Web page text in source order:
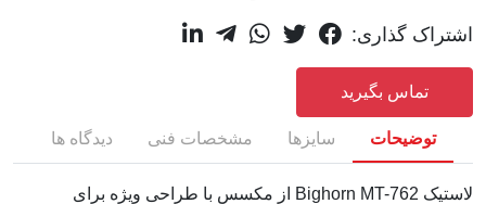
اشتراک گذاری:
تماس بگیرید
توضیحات سایزها مشخصات فنی دیدگاه ها
لاستیک Bighorn MT-762 از مکسس با طراحی ویژه برای